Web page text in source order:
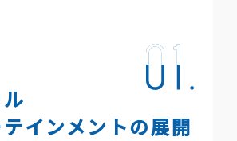
Taito.co
インメントの展開